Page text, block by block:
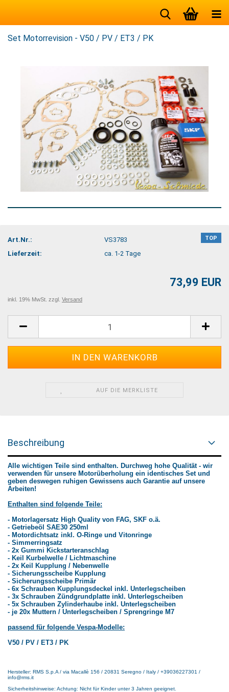
Set Motorrevision - V50 / PV / ET3 / PK
TOP
Art.Nr.:
VS3783
Lieferzeit:
ca. 1-2 Tage
73,99 EUR
inkl. 19% MwSt. zzgl. Versand
AUF DIE MERKLISTE
Beschreibung
Alle wichtigen Teile sind enthalten. Durchweg hohe Qualität - wir
verwenden für unsere Motorüberholung ein identisches Set und
geben deswegen ruhigen Gewissens auch Garantie auf unsere
Arbeiten!
Enthalten sind folgende Teile:
- Motorlagersatz High Quality von FAG, SKF o.ä.
- Getriebeöl SAE30 250ml
- Motordichtsatz inkl. O-Ringe und Vitonringe
- Simmerringsatz
- 2x Gummi Kickstarteranschlag
- Keil Kurbelwelle / Lichtmaschine
- 2x Keil Kupplung / Nebenwelle
- Sicherungsscheibe Kupplung
- Sicherungsscheibe Primär
- 6x Schrauben Kupplungsdeckel inkl. Unterlegscheiben
- 3x Schrauben Zündgrundplatte inkl. Unterlegscheiben
- 5x Schrauben Zylinderhaube inkl. Unterlegscheiben
- je 20x Muttern / Unterlegscheiben / Sprengringe M7
passend für folgende Vespa-Modelle:
V50 / PV / ET3 / PK
Hersteller: RMS S.p.A / via Macallè 156 / 20831 Seregno / Italy / +39036227301 /
info@rms.it
Sicherheitshinweise: Achtung: Nicht für Kinder unter 3 Jahren geeignet.